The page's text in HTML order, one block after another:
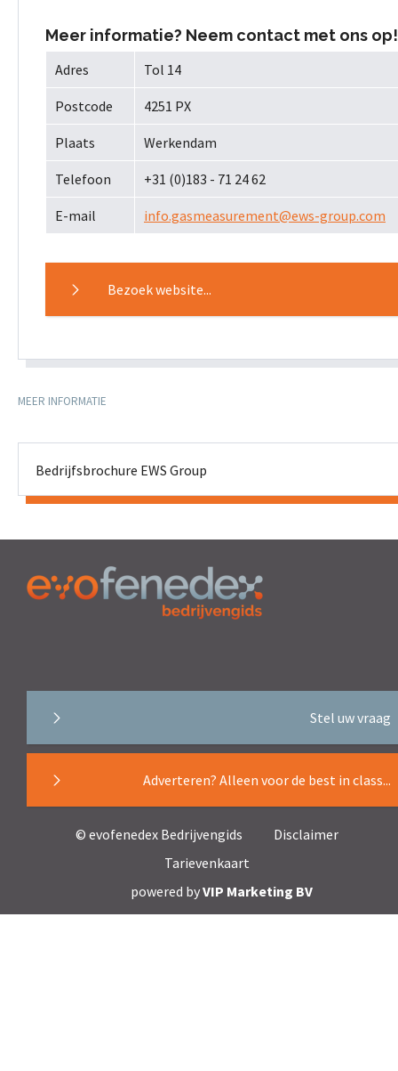
Meer informatie? Neem contact met ons op!
Adres Tol 14
Postcode 4251 PX
Plaats Werkendam
Telefoon +31 (0)183 - 71 24 62
E-mail info.gasmeasurement@ews-group.com
Bezoek website...
MEER INFORMATIE
Bedrijfsbrochure EWS Group
Stel uw vraag
Adverteren? Alleen voor de best in class...
© evofenedex Bedrijvengids
Disclaimer
Tarievenkaart
powered byVIP Marketing BV